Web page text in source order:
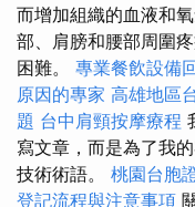
而增加組織的血液和
部、肩膀和腰部周圍
困難。 專業餐飲設備
原因的專家 高雄地區
題 台中肩頸按摩療程
寫文章，而是為了我
技術術語。 桃園台胞
登記流程與注意事項